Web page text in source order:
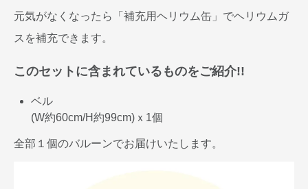
元気がなくなったら「補充用ヘリウム缶」でヘリウムガ
スを補充できます。
このセットに含まれているものをご紹介!!
ベル
(W約60cm/H約99cm)ｘ1個
全部１個のバルーンでお届けいたします。